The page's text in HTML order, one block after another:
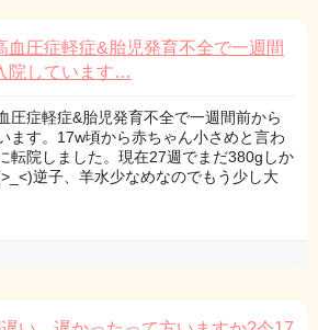
血圧症軽症&胎児発育不全で一週間
院しています…
圧症軽症&胎児発育不全で一週間前から
ます。17w頃から赤ちゃん小さめと言わ
転院しました。現在27週でまだ380gしか
逆子、羊水少なめなのでもう少し大